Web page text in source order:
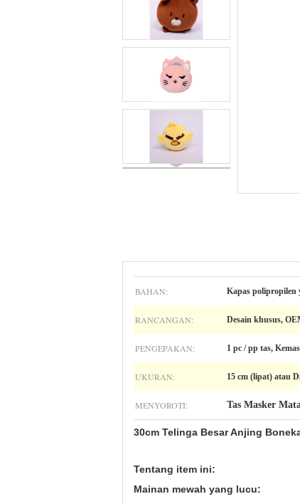
BAHAN: Kapas polipropilen
RANCANGAN: Desain khusus,
PENGEPAKAN: 1 pc / pp tas,
UKURAN: 15 cm (lipat) atau
MENYOROTI: Tas Masker
30cm Telinga Besar Anjing
Tentang item ini:
Mainan mewah yang lucu: